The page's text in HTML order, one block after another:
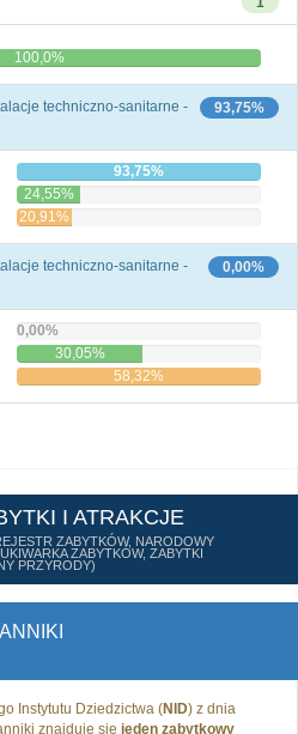
100,0%
93,75%
techniczno-sanitarne -
93,75%
24,55%
20,91%
0,00%
techniczno-sanitarne -
0,00%
30,05%
58,32%
I ATRAKCJE
ZABYTKÓW, NARODOWY
ZABYTKÓW, ZABYTKI
PRZYRODY)
Instytutu Dziedzictwa (NID) z dnia
znajduje się jeden zabytkowy